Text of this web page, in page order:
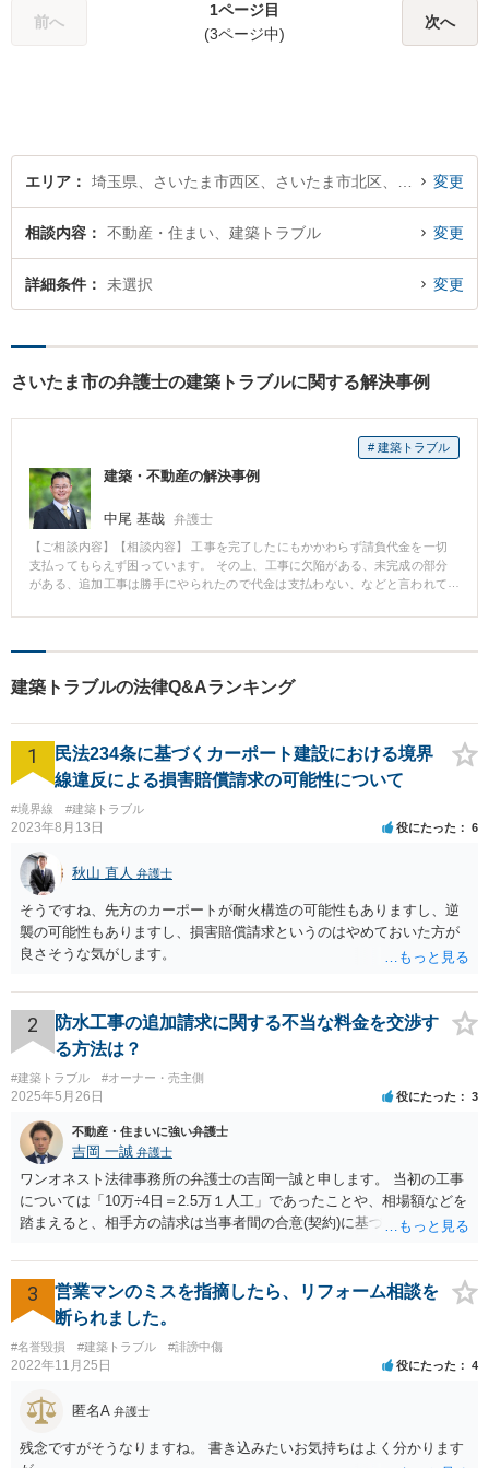
にご相談ください。
前へ
1ページ目
(3ページ中)
次へ
エリア 変更
相談内容 不動産・住まい、建築トラブル 変更
詳細条件 未選択 変更
さいたま市の弁護士の建築トラブルに関する解決事例
# 建築トラブル
建築・不動産の解決事例
中尾 基哉 弁護士
【ご相談内容】【相談内容】 工事を完了したにもかかわらず請負代金を一切
支払ってもらえず困っています。 その上、工事に欠陥がある、未完成の部分
がある、追加工事は勝手にやられたので代金は支払わない、などと言われて
判を起こしたほうが請負代金を回収できる可能性があったため、すぐに訴訟
建築トラブルの法律Q&Aランキング
1
民法234条に基づくカーポート建設における境界
線違反による損害賠償請求の可能性について
#境界線 #建築トラブル
2023年8月13日 役にたった 6
秋山 直人 弁護士
そうですね、先方のカーポートが耐火構造の可能性もありますし、逆
襲の可能性もありますし、損害賠償請求というのはやめておいた方が
良さそうな気がします。
2
防水工事の追加請求に関する不当な料金を交渉す
る方法は？
#建築トラブル #オーナー・売主側
2025年5月26日 役にたった 3
不動産・住まいに強い弁護士
吉岡 一誠 弁護士
ワンオネスト法律事務所の弁護士の吉岡一誠と申します。 当初の工事
については「10万÷4日＝2.5万１人工」であったことや、相場額などを
踏まえると、相手方の請求は当事者間の合意(契約)に基づかない不当な
か支払う意向がない旨を伝えて、減額の交渉をすべきでしょう。 相手
方の立場としても、裁判を起こす時間や労力、経済的コストその他裁
判が終わるまでキャッシュが入ってこないことなどがネックになり得
るでしょうから、減額に応じてくる可能性は大いにあるかと思いま
す。
3
営業マンのミスを指摘したら、リフォーム相談を
断られました。
#名誉毀損 #建築トラブル #誹謗中傷
2022年11月25日 役にたった 4
匿名A 弁護士
残念ですがそうなりますね。 書き込みたいお気持ちはよく分かります